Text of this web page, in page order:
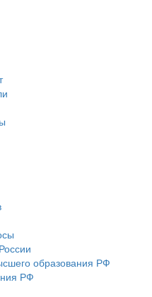
образования РФ
РФ